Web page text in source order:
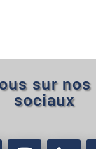
sur nos
sociaux